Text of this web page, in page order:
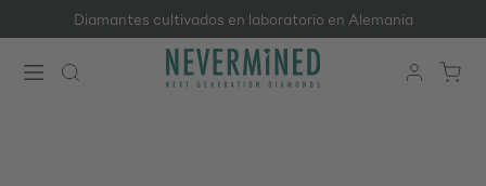
Saltar al contenido principal
Diamantes cultivados en laboratorio en Alemania